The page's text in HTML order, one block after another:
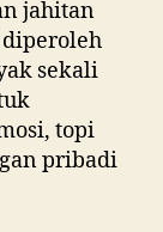
jahitan
diperoleh
sekali
topi
pribadi